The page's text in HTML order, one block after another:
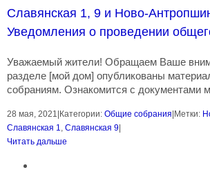
Славянская 1, 9 и Ново-
Уведомления о проведении
Уважаемый жители! Обращаем Ваше
разделе [мой дом] опубликованы
собраниям. Ознакомится с документами
28 мая, 2021 Категории: Общие собрания Метки:
Славянская 1, Славянская 9
Читать дальше